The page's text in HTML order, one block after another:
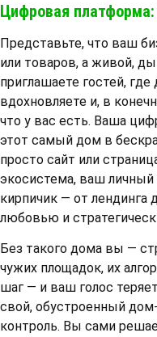
Цифровая
Представьте, что ваш
или товаров, а живой,
приглашаете гостей,
вдохновляете и, в
что у вас есть. Ваша
этот самый дом в
просто сайт или
экосистема, ваш
кирпичик — от
любовью и
Без такого дома вы —
чужих площадок, их
шаг — и ваш голос
свой, обустроенный
контроль. Вы сами